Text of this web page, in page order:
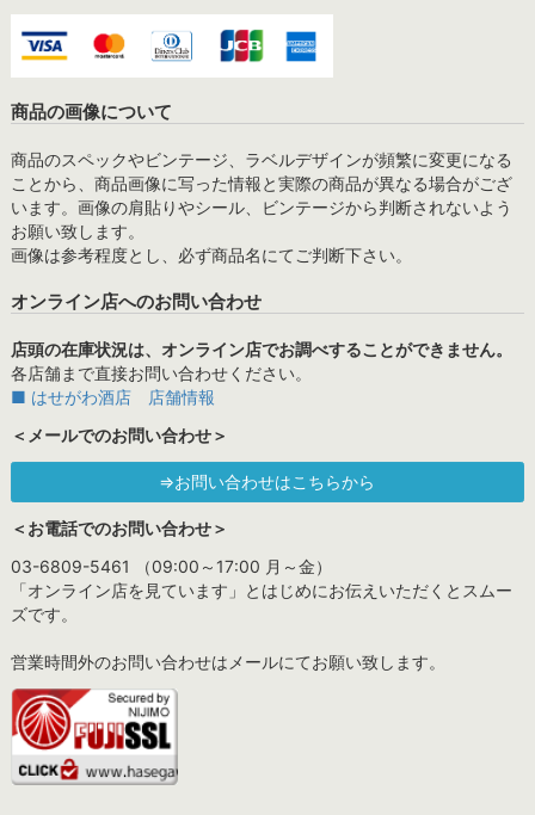
商品の画像について
商品のスペックやビンテージ、ラベルデザインが頻繁に変更になる
ことから、商品画像に写った情報と実際の商品が異なる場合がござ
います。画像の肩貼りやシール、ビンテージから判断されないよう
お願い致します。
画像は参考程度とし、必ず商品名にてご判断下さい。
オンライン店へのお問い合わせ
店頭の在庫状況は、オンライン店でお調べすることができません。
各店舗まで直接お問い合わせください。
■ はせがわ酒店 店舗情報
＜メールでのお問い合わせ＞
⇒お問い合わせはこちらから
＜お電話でのお問い合わせ＞
03-6809-5461 （09:00～17:00 月～金）
「オンライン店を見ています」とはじめにお伝えいただくとスムー
ズです。
営業時間外のお問い合わせはメールにてお願い致します。